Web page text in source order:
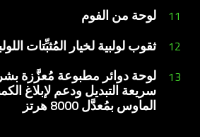
11 لوحة من الفوم
12 ثقوب لولبية لخيار المُثبِّتات
13 لوحة دوائر مطبوعة مُعزَّزة
سريعة التبديل ودعم لإبلاغ
الماوس بمُعدَّل 8000 هرتز